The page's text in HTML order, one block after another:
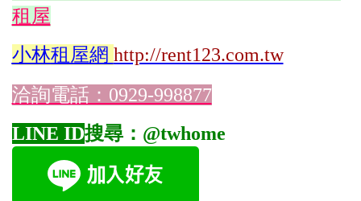
租屋
小林租屋網 http://rent123.com.tw
洽詢電話：0929-998877
LINE ID搜尋：@twhome